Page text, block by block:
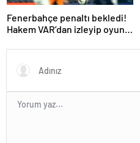
Fenerbahçe penaltı bekledi!
Hakem VAR’dan izleyip oyunu